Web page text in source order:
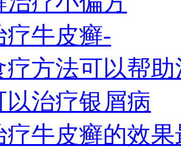
疗牛皮癣-
疗方法可以帮助
以治疗银屑病
疗牛皮癣的效果